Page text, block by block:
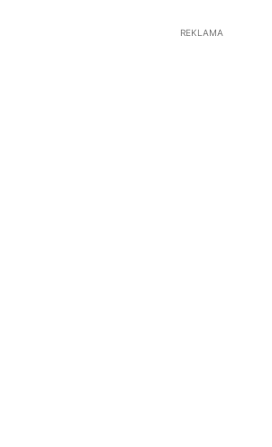
REKLAMA